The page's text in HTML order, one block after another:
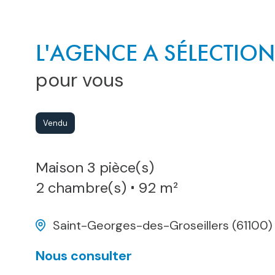
L'AGENCE A
pour vous
Vendu
Maison 3 pièce(s)
2 chambre(s)
92 m²
Saint-Georges-des-Groseillers (61100)
Nous consulter